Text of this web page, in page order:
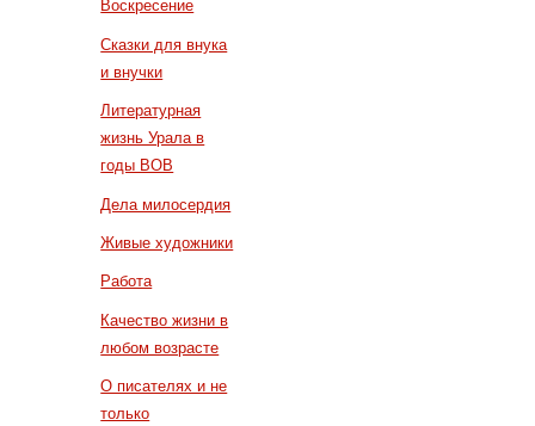
Воскресение
Сказки для внука
и внучки
Литературная
жизнь Урала в
годы ВОВ
Дела милосердия
Живые художники
Работа
Качество жизни в
любом возрасте
О писателях и не
только